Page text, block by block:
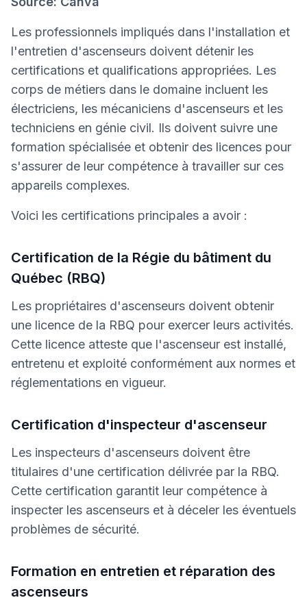
Les professionnels impliqués dans l'installation et
l'entretien d'ascenseurs doivent détenir les
certifications et qualifications appropriées. Les
corps de métiers dans le domaine incluent les
électriciens, les mécaniciens d'ascenseurs et les
techniciens en génie civil. Ils doivent suivre une
formation spécialisée et obtenir des licences pour
s'assurer de leur compétence à travailler sur ces
appareils complexes.
Voici les certifications principales a avoir :
Certification de la Régie du bâtiment du
Québec (RBQ)
Les propriétaires d'ascenseurs doivent obtenir
une licence de la RBQ pour exercer leurs activités.
Cette licence atteste que l'ascenseur est installé,
entretenu et exploité conformément aux normes et
réglementations en vigueur.
Certification d'inspecteur d'ascenseur
Les inspecteurs d'ascenseurs doivent être
titulaires d'une certification délivrée par la RBQ.
Cette certification garantit leur compétence à
inspecter les ascenseurs et à déceler les éventuels
problèmes de sécurité.
Formation en entretien et réparation des
ascenseurs